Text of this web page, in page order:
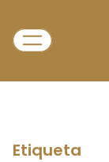
Etiqueta